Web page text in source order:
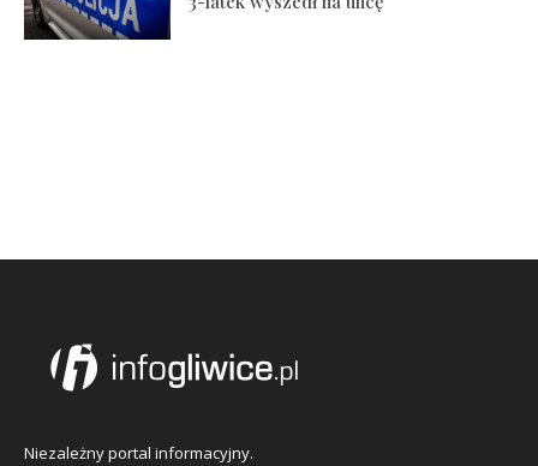
Niezależny portal informacyjny.